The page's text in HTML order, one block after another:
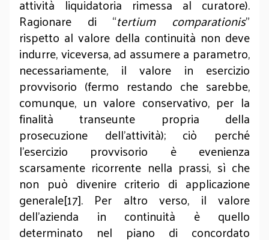
attività liquidatoria rimessa al curatore).
Ragionare di “tertium comparationis”
rispetto al valore della continuità non deve
indurre, viceversa, ad assumere a parametro,
necessariamente, il valore in esercizio
provvisorio (fermo restando che sarebbe,
comunque, un valore conservativo, per la
finalità transeunte propria della
prosecuzione dell’attività); ciò perché
l’esercizio provvisorio è evenienza
scarsamente ricorrente nella prassi, sì che
non può divenire criterio di applicazione
generale[17]. Per altro verso, il valore
dell’azienda in continuità è quello
determinato nel piano di concordato